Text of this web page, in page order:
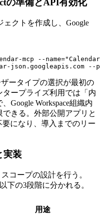
の準備とAPI有効化
ェクトを作成し、Google
mcp --name="Calendar
ータイプの選択が最初の
ープライズ利用では「内
Google Workspace組織内
きる。外部公開アプリと
要になり、導入までのリー
実装
コープの設計を行う。
下の3段階に分かれる。
用途